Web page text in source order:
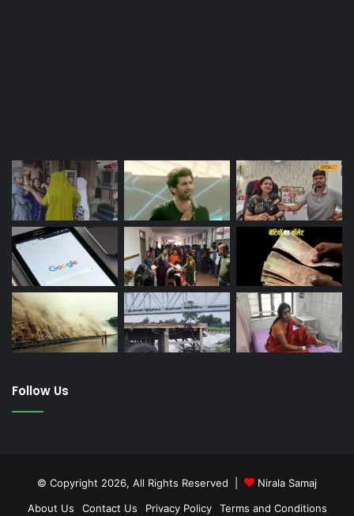
Follow Us
© Copyright 2026, All Rights Reserved |
Nirala Samaj
About Us
Contact Us Privacy Policy Terms and Conditions